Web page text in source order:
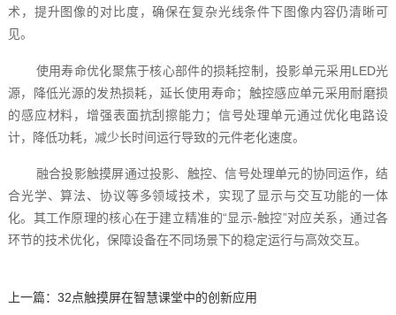
术，提升图像的对比度，确保在复杂光线条件下图像内容仍清晰可
见。
使用寿命优化聚焦于核心部件的损耗控制，投影单元采用LED光
源，降低光源的发热损耗，延长使用寿命；触控感应单元采用耐磨损
的感应材料，增强表面抗刮擦能力；信号处理单元通过优化电路设
计，降低功耗，减少长时间运行导致的元件老化速度。
融合投影触摸屏通过投影、触控、信号处理单元的协同运作，结
合光学、算法、协议等多领域技术，实现了显示与交互功能的一体
化。其工作原理的核心在于建立精准的“显示-触控”对应关系，通过各
环节的技术优化，保障设备在不同场景下的稳定运行与高效交互。
上一篇： 32点触摸屏在智慧课堂中的创新应用